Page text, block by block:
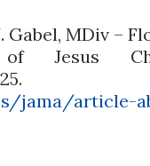
MDiv –
Christ.
jama/article-